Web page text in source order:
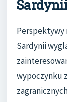
Perspektywy
Sardynii
wypoczynku